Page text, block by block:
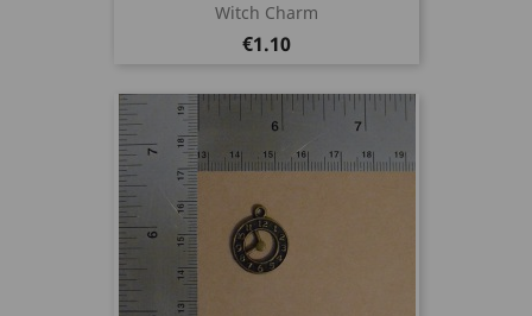
Witch Charm
Price
€1.10